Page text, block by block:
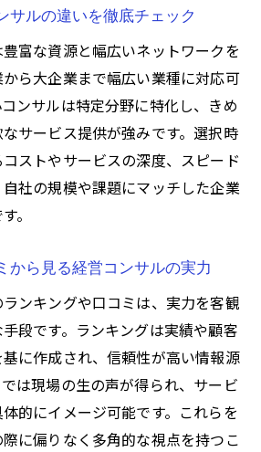
ィング会社一覧で最適解を見つ
ル企業選びの判断基準とポイン
ル会社一覧を活用した納得の選
サルの違いを徹底チェック
富な資源と幅広いネットワークを
ら大企業まで幅広い業種に対応可
ンサルは特定分野に特化し、きめ
サービス提供が強みです。選択時
ストやサービスの深度、スピード
社の規模や課題にマッチした企業
。
から見る経営コンサルの実力
ンキングや口コミは、実力を客観
段です。ランキングは実績や顧客
に作成され、信頼性が高い情報源
は現場の生の声が得られ、サービ
的にイメージ可能です。これらを
に偏りなく多角的な視点を持つこ